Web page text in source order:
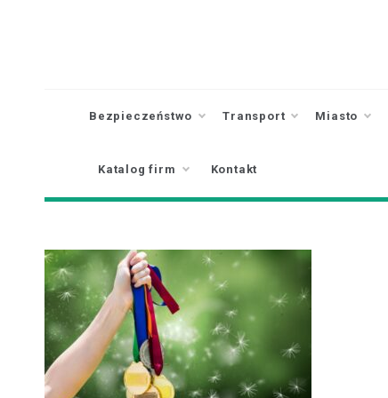
Bezpieczeństwo Transport Miasto
Katalog firm Kontakt